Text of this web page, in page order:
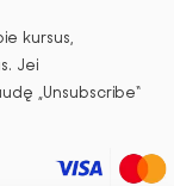
kursus,
Jei
„Unsubscribe“